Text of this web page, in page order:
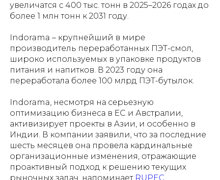
увеличатся с 400 тыс. тонн в 2025–2026 годах до
более 1 млн тонн к 2031 году.
Indorama – крупнейший в мире
производитель переработанных ПЭТ-смол,
широко используемых в упаковке продуктов
питания и напитков. В 2023 году она
переработала более 100 млрд ПЭТ-бутылок.
Indorama, несмотря на серьезную
оптимизацию бизнеса в ЕС и Австралии,
активизирует проекты в Азии, и особенно в
Индии. В компании заявили, что за последние
шесть месяцев она провела кардинальные
организационные изменения, отражающие
проактивный подход к решению текущих
рыночных задач, напоминает RUPEC.